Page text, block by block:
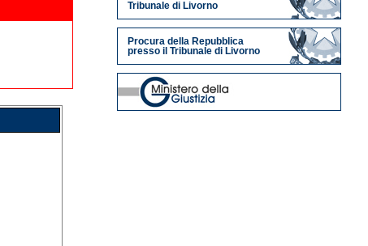
Tribunale di Livorno
Procura della Repubblica
presso il Tribunale di Livorno